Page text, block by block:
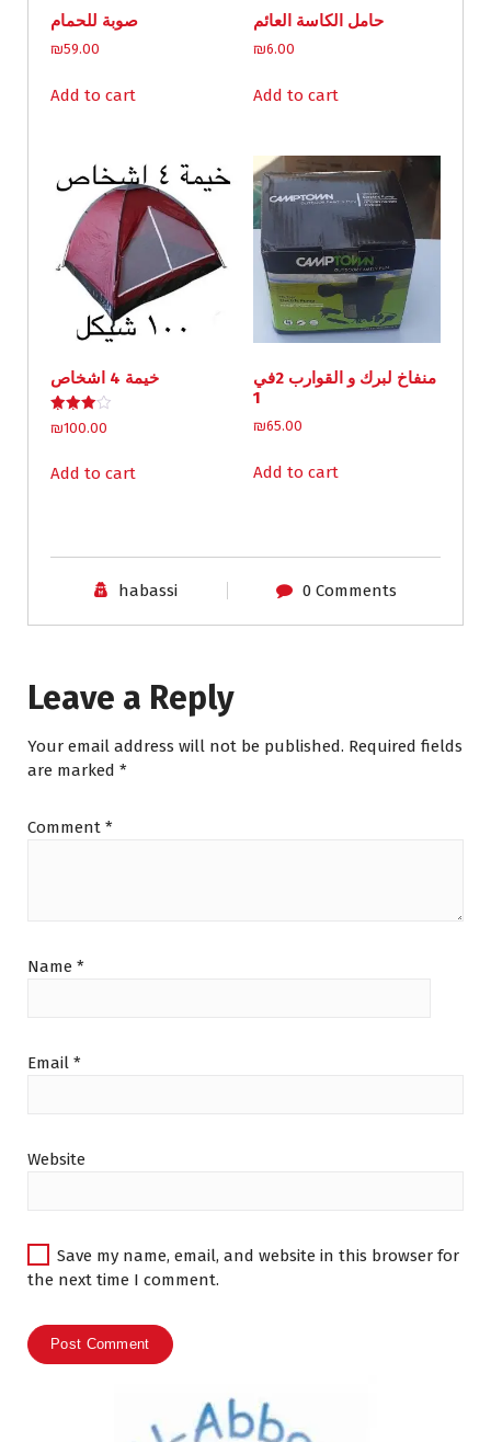
صوبة للحمام
₪59.00
Add to cart
حامل الكاسة العائم
₪6.00
Add to cart
خيمة 4 اشخاص
Rated
4.00
₪100.00
Add to cart
منفاخ لبرك و القوارب 2في
1
₪65.00
Add to cart
habassi 0 Comments
Leave a Reply
Your email address will not be published. Required fields
are marked *
Comment *
Name *
Email *
Website
Save my name, email, and website in this browser for
the next time I comment.